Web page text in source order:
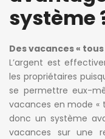
système
Des vacances «
L’argent est
les propriétaires
se permettre eux-
vacances en mode «
donc un système
vacances sur une